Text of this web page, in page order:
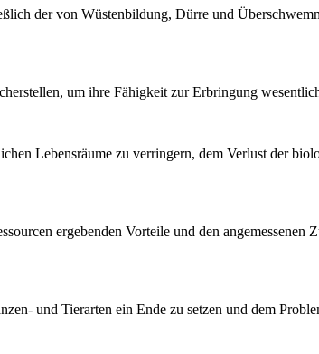
der von Wüstenbildung, Dürre und
um ihre Fähigkeit zur Erbringung
Lebensräume zu verringern, dem Verlust der
ergebenden Vorteile und den
und Tierarten ein Ende zu setzen und dem